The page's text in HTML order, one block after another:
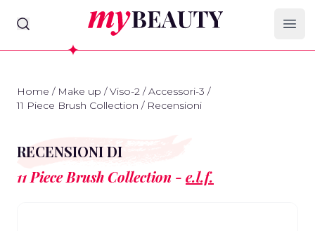
myBeauty
Home / Make up / Viso-2 / Accessori-3 /
11 Piece Brush Collection / Recensioni
RECENSIONI DI
11 Piece Brush Collection - e.l.f.